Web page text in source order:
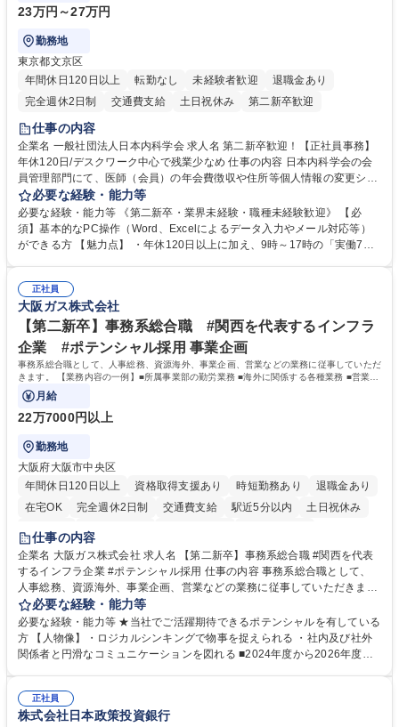
23万円～27万円
勤務地
東京都文京区
年間休日120日以上
転勤なし 未経験者歓迎
退職金あり
完全週休2日制
交通費支給 土日祝休み 第二新卒歓迎
仕事の内容
企業名 一般社団法人日本内科学会 求人名 第二新卒歓迎！【正社員事務】
年休120日/デスクワーク中心で残業少なめ 仕事の内容 日本内科学会の会
員管理部門にて、医師（会員）の年会費徴収や住所等個人情報の変更シス
テム入力、電話・FAX対応をお任せします。将来的には、各種委員会の運
営事務局業務などにも幅広く携わっていただきます。 【会員管理・データ
入力業務】 ・医師（会員）の住所変更、個人情報のシステム登録・更新
・年会費の徴収管理や入金データの照合確認 【問い合わせ対応】 ・会員
年休120日/デスクワーク中心で残業少なめ
必要な経験・能力等
必要な経験・能力等 《第二新卒・業界未経験・職種未経験歓迎》 【必
須】基本的なPC操作（Word、Excelによるデータ入力やメール対応等）
ができる方 【魅力点】 ・年休120日以上に加え、9時～17時の「実働7時
整、資料作成、当日の運営サポート 学歴・資格 学歴：大学院 大学 語学
力： 資格：
正社員
大阪ガス株式会社
【第二新卒】事務系総合職 #関西を代表するインフラ
企業 #ポテンシャル採用 事業企画
事務系総合職として、人事総務、資源海外、事業企画、営業などの業務に従事していただ
きます。 【業務内容の一例】■所属事業部の勤労業務 ■海外に関係する各種業務 ■営業部
門の企画スタッフ、ルート営業
月給
22万7000円以上
勤務地
大阪府大阪市中央区
年間休日120日以上
資格取得支援あり 時短勤務あり
退職金あり
在宅OK
完全週休2日制 交通費支給 駅近5分以内
土日祝休み
服装自由
第二新卒歓迎
仕事の内容
企業名 大阪ガス株式会社 求人名 【第二新卒】事務系総合職 #関西を代表
するインフラ企業 #ポテンシャル採用 仕事の内容 事務系総合職として、
人事総務、資源海外、事業企画、営業などの業務に従事していただきま
す。 【業務内容の一例】■所属事業部の勤労業務 ■海外に関係する各種業
務 ■営業部門の企画スタッフ、ルート営業 【キャリアパス】入社後の配属
ポジションで一定期間ご活躍頂いた後、本人の適性及び将来のキャリアを
鑑みてジョブローテーションを行います。 【育成】OJTでの現場育成や研
表するインフラ企業 #ポテンシャル採用
必要な経験・能力等
必要な経験・能力等 ★当社でご活躍期待できるポテンシャルを有している
方 【人物像】・ロジカルシンキングで物事を捉えられる ・社内及び社外
関係者と円滑なコミュニケーションを図れる ■2024年度から2026年度ま
72.html ■エネルギーセキュリティの不安定化や気候変動による自然災害の
甚大化など、これまで以上に社会課題解決の重要性が高まっています。
正社員
株式会社日本政策投資銀行